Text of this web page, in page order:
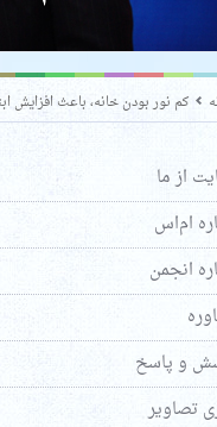
کم نور بودن خانه، باعث افزایش
از ما
ام‌اس
انجمن
و پاسخ
تصاویر